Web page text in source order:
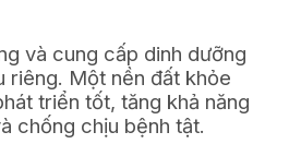
và cung cấp dinh dưỡng
Một nền đất khỏe
triển tốt, tăng khả năng
chống chịu bệnh tật.